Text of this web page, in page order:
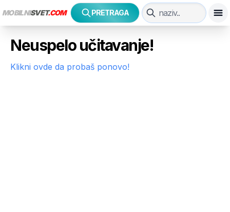
MOBILNISVET.COM PRETRAGA
Neuspelo učitavanje!
Klikni ovde da probaš ponovo!